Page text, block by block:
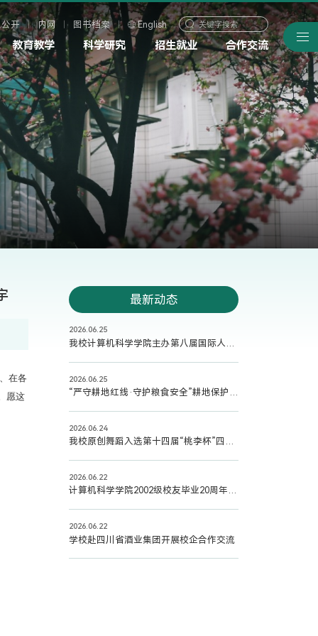
开 内网 图书档案 English
教育教学 科学研究 招生就业 合作交流
在各
愿这
最新动态
2026.06.25
2026.06.25
“严守耕地红线·守护粮食安全”耕地保护主题宣讲活动在我校举行
2026.06.24
我校原创舞蹈入选第十四届“桃李杯”四川优秀作品展演
2026.06.22
计算机科学学院2002级校友毕业20周年同学会圆满举行
2026.06.22
学校赴四川省酒业集团开展校企合作交流